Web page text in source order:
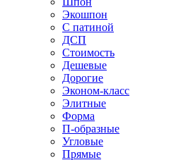
Экошпон
С патиной
ДСП
Стоимость
Дешевые
Дорогие
Эконом-класс
Элитные
Форма
П-образные
Угловые
Прямые